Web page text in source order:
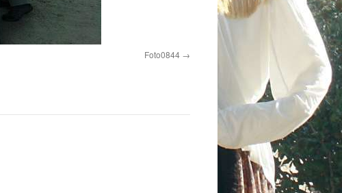
Foto0844